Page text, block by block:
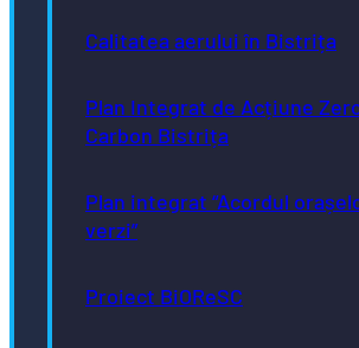
Calitatea aerului în Bistrița
Plan Integrat de Acțiune
Carbon Bistrița
Plan integrat “Acordul
verzi”
Proiect BiOReSC